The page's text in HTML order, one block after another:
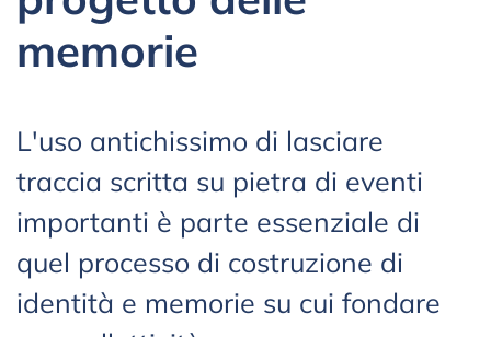
memorie
L'uso antichissimo di lasciare
traccia scritta su pietra di eventi
importanti è parte essenziale di
quel processo di costruzione di
identità e memorie su cui fondare